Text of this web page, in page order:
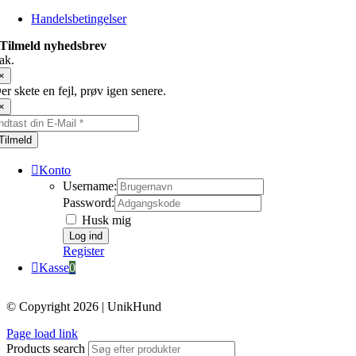
Handelsbetingelser
Tilmeld nyhedsbrev
skete en fejl, prøv igen senere.
Konto
Username:
Password:
Husk mig
Register
Kasse0
© Copyright 2026 | UnikHund
Page load link
Products search